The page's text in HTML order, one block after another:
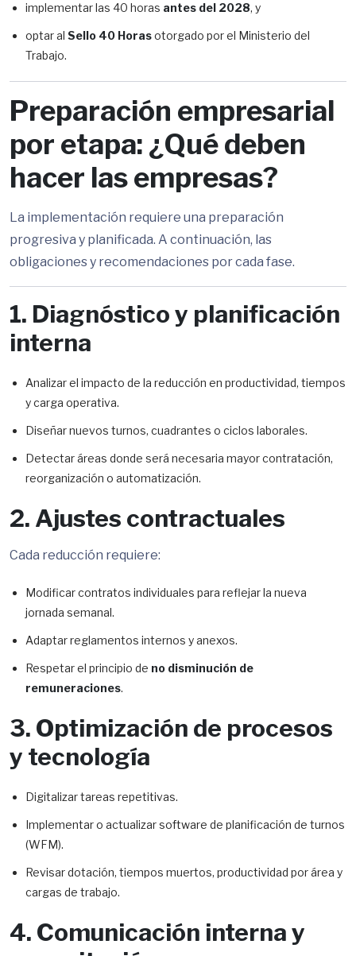
implementar las 40 horas antes del 2028, y
optar al Sello 40 Horasotorgado por el Ministerio del
Trabajo.
Preparación empresarial
por etapa: ¿Qué deben
hacer las empresas?
La implementación requiere una preparación
progresiva y planificada. A continuación, las
obligaciones y recomendaciones por cada fase.
1. Diagnóstico y planificación
interna
Analizar el impacto de la reducción en productividad, tiempos
y carga operativa.
Diseñar nuevos turnos, cuadrantes o ciclos laborales.
Detectar áreas donde será necesaria mayor contratación,
reorganización o automatización.
2. Ajustes contractuales
Cada reducción requiere:
Modificar contratos individuales para reflejar la nueva
jornada semanal.
Adaptar reglamentos internos y anexos.
Respetar el principio de no disminución de
remuneraciones.
3. Optimización de procesos
y tecnología
Digitalizar tareas repetitivas.
Implementar o actualizar software de planificación de turnos
(WFM).
Revisar dotación, tiempos muertos, productividad por área y
cargas de trabajo.
4. Comunicación interna y